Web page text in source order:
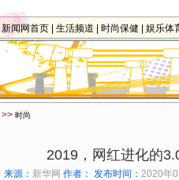
新闻网首页 生活频道 时尚保健 娱乐体
>> 时尚
2019，网红进化的
来源： 新华网 作者： 发布时间： 2020年